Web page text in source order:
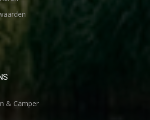
& Camper